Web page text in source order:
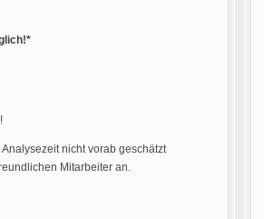
nicht vorab geschätzt
Mitarbeiter an.